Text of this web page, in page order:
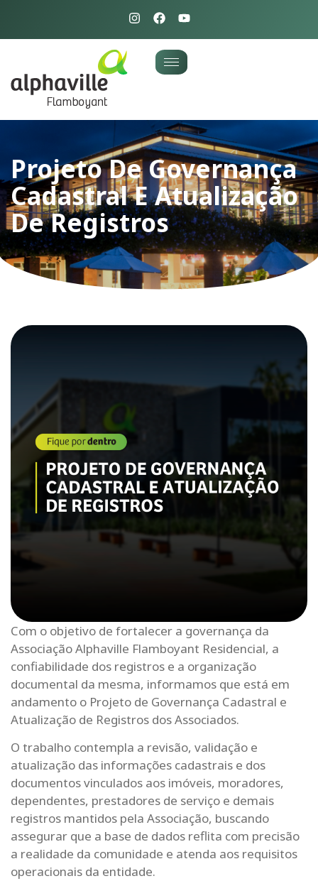
Projeto De Governança
Cadastral E Atualização
De Registros
Com o objetivo de fortalecer a governança da
Associação Alphaville Flamboyant Residencial, a
confiabilidade dos registros e a organização
documental da mesma, informamos que está em
andamento o Projeto de Governança Cadastral e
Atualização de Registros dos Associados.
O trabalho contempla a revisão, validação e
atualização das informações cadastrais e dos
documentos vinculados aos imóveis, moradores,
dependentes, prestadores de serviço e demais
registros mantidos pela Associação, buscando
assegurar que a base de dados reflita com precisão
a realidade da comunidade e atenda aos requisitos
operacionais da entidade.